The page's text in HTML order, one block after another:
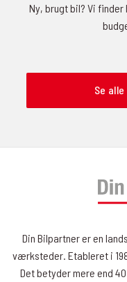
Ny, brugt bil? Vi
Se
Din Bilpartner er en
værksteder. Etableret i
Det betyder mere end